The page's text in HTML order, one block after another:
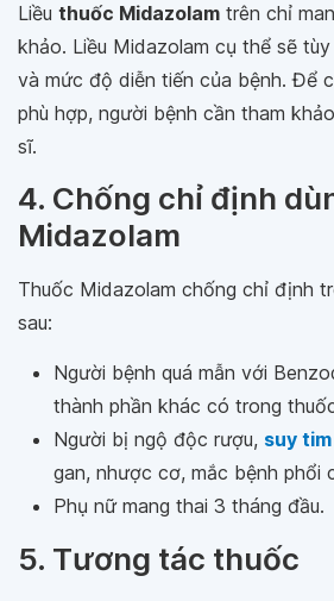
Liều thuốc Midazolam trên chỉ
khảo. Liều Midazolam cụ thể sẽ
và mức độ diễn tiến của bệnh. Để
phù hợp, người bệnh cần tham
sĩ.
4. Chống chỉ định
Midazolam
Thuốc Midazolam chống chỉ định
sau:
Người bệnh quá mẫn với
thành phần khác có trong
Người bị ngộ độc rượu, suy
gan, nhược cơ, mắc bệnh phổi
Phụ nữ mang thai 3 tháng đầu.
5. Tương tác thuốc